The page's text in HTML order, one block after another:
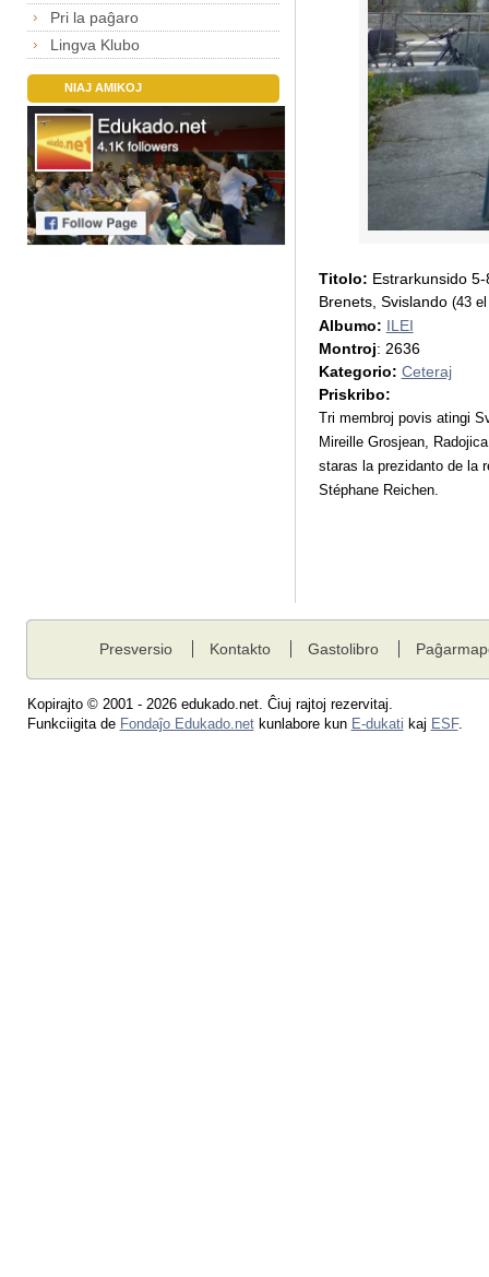
Pri la paĝaro
Lingva Klubo
NIAJ AMIKOJ
Titolo: Estrarkunsido
Brenets, Svislando (43
Albumo: ILEI
Montroj: 2636
Kategorio: Ceteraj
Priskribo:
Tri membroj povis atingi
Mireille Grosjean,
staras la prezidanto de la
Stéphane Reichen.
Presversio Kontakto Gastolibro
Kopirajto © 2001 - 2026 edukado.net. Ĉiuj rajtoj rezervitaj.
Funkciigita de Fondaĵo Edukado.netkunlabore kun E-dukati kaj ESF.